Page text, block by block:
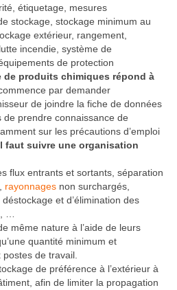
étiquetage, mesures
stockage, stockage minimum au
extérieur, rangement,
incendie, système de
de protection
de produits chimiques répond à
par demander
de joindre la fiche de données
prendre connaissance de
sur les précautions d’emploi
faut suivre une organisation
flux entrants et sortants, séparation
rayonnages non surchargés,
et d’élimination des
…
même nature à l’aide de leurs
quantité minimum et
de travail.
de préférence à l’extérieur à
afin de limiter la propagation